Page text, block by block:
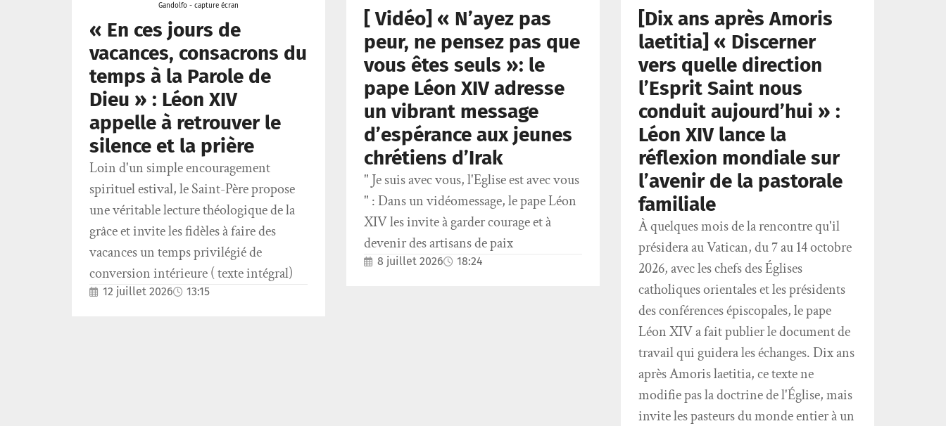
Gandolfo - capture écran
« En ces jours de
vacances, consacrons du
temps à la Parole de
Dieu » : Léon XIV
appelle à retrouver le
silence et la prière
Loin d'un simple encouragement
spirituel estival, le Saint-Père propose
une véritable lecture théologique de la
grâce et invite les fidèles à faire des
vacances un temps privilégié de
conversion intérieure ( texte intégral)
12 juillet 2026 13:15
[ Vidéo] « N’ayez pas
peur, ne pensez pas que
vous êtes seuls »: le
pape Léon XIV adresse
un vibrant message
d’espérance aux jeunes
chrétiens d’Irak
" Je suis avec vous, l'Eglise est avec vous
" : Dans un vidéomessage, le pape Léon
XIV les invite à garder courage et à
devenir des artisans de paix
8 juillet 2026 18:24
[Dix ans après Amoris
laetitia] « Discerner
vers quelle direction
l’Esprit Saint nous
conduit aujourd’hui » :
Léon XIV lance la
réflexion mondiale sur
l’avenir de la pastorale
familiale
À quelques mois de la rencontre qu'il
présidera au Vatican, du 7 au 14 octobre
2026, avec les chefs des Églises
catholiques orientales et les présidents
des conférences épiscopales, le pape
Léon XIV a fait publier le document de
travail qui guidera les échanges. Dix ans
après Amoris laetitia, ce texte ne
modifie pas la doctrine de l'Église, mais
invite les pasteurs du monde entier à un